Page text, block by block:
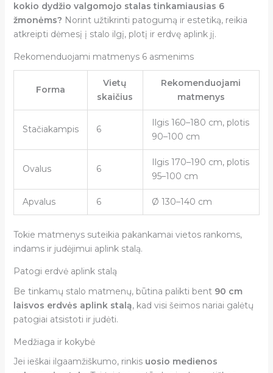
kokio dydžio valgomojo stalas tinkamiausias 6
žmonėms? Norint užtikrinti patogumą ir estetiką, reikia
atkreipti dėmesį į stalo ilgį, plotį ir erdvę aplink jį.
Rekomenduojami matmenys 6 asmenims
Forma
Vietų
skaičius
Rekomenduojami
matmenys
Stačiakampis 6
Ilgis 160–180 cm, plotis
90–100 cm
Ovalus 6
Ilgis 170–190 cm, plotis
95–100 cm
Apvalus 6 Ø 130–140 cm
Tokie matmenys suteikia pakankamai vietos rankoms,
indams ir judėjimui aplink stalą.
Patogi erdvė aplink stalą
Be tinkamų stalo matmenų, būtina palikti bent 90 cm
laisvos erdvės aplink stalą, kad visi šeimos nariai galėtų
patogiai atsistoti ir judėti.
Medžiaga ir kokybė
Jei ieškai ilgaamžiškumo, rinkis uosio medienos